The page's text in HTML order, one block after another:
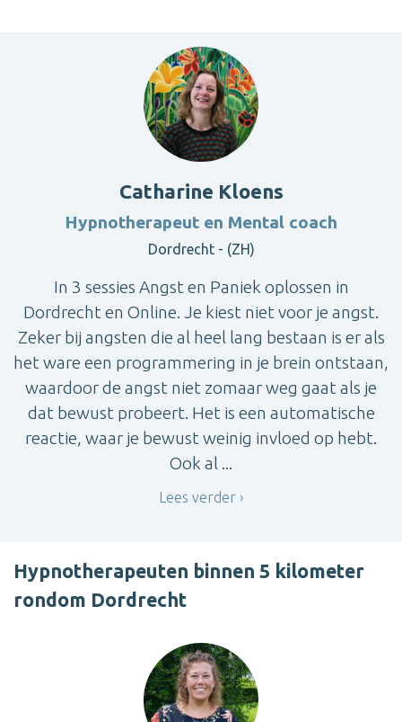
Catharine Kloens
Hypnotherapeut en Mental coach
Dordrecht - (ZH)
In 3 sessies Angst en Paniek oplossen in
Dordrecht en Online. Je kiest niet voor je angst.
Zeker bij angsten die al heel lang bestaan is er als
het ware een programmering in je brein ontstaan,
waardoor de angst niet zomaar weg gaat als je
dat bewust probeert. Het is een automatische
reactie, waar je bewust weinig invloed op hebt.
Ook al ...
Lees verder
Hypnotherapeuten binnen 5 kilometer
rondom Dordrecht